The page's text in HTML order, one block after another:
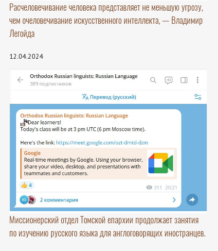
Расчеловечивание человека представляет не меньшую угрозу,
чем очеловечивание искусственного интеллекта, — Владимир
Легойда
12.04.2024
Миссионерский отдел Томской епархии продолжает занятия
по изучению русского языка для англоговорящих иностранцев.